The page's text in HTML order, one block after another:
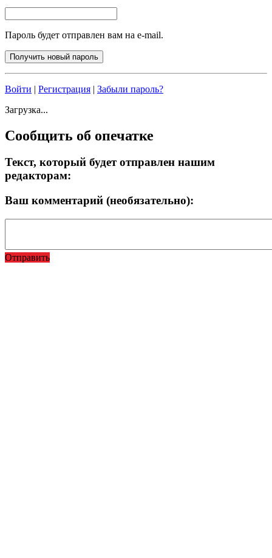
Пароль будет отправлен вам на e-mail.
Войти | Регистрация | Забыли пароль?
Загрузка...
Сообщить об опечатке
Текст, который будет отправлен нашим
редакторам:
Ваш комментарий (необязательно):
Отправить